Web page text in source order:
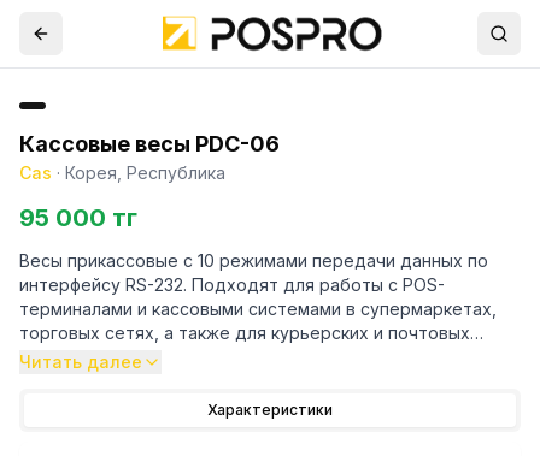
Кассовые весы PDC-06
Cas · Корея, Республика
95 000 тг
Весы прикассовые с 10 режимами передачи данных по
интерфейсу RS-232. Подходят для работы с POS-
терминалами и кассовыми системами в супермаркетах,
торговых сетях, а также для курьерских и почтовых
служб.
платформой из нержавеющей стали, двух-интервальным
Читать далее
Характеристики